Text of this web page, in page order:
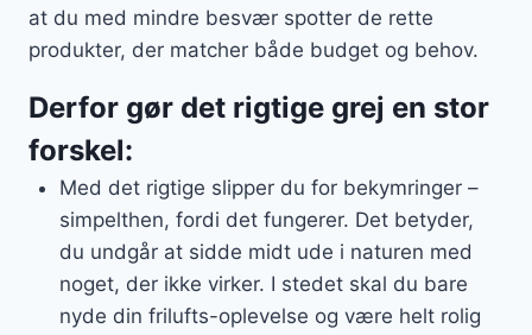
at du med mindre besvær spotter de rette
produkter, der matcher både budget og behov.
Derfor gør det rigtige grej en stor
forskel:
Med det rigtige slipper du for bekymringer –
simpelthen, fordi det fungerer. Det betyder,
du undgår at sidde midt ude i naturen med
noget, der ikke virker. I stedet skal du bare
nyde din frilufts-oplevelse og være helt rolig